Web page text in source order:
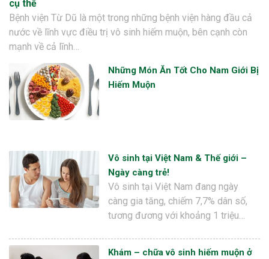
cụ thể
Bệnh viện Từ Dũ là một trong những bệnh viện hàng đầu cả
nước về lĩnh vực điều trị vô sinh hiếm muộn, bên cạnh còn
mạnh về cả lĩnh…
Những Món Ăn Tốt Cho Nam Giới Bị
Hiếm Muộn
Vô sinh tại Việt Nam & Thế giới –
Ngày càng trẻ!
Vô sinh tại Việt Nam đang ngày
càng gia tăng, chiếm 7,7% dân số,
tương đương với khoảng 1 triệu…
Khám – chữa vô sinh hiếm muộn ở